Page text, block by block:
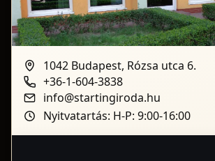
1042 Budapest, Rózsa utca 6.
+36-1-604-3838
info@startingiroda.hu
Nyitvatartás: H-P: 9:00-16:00